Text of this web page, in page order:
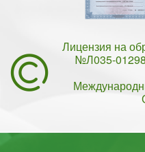
Лицензия на
№Л035-